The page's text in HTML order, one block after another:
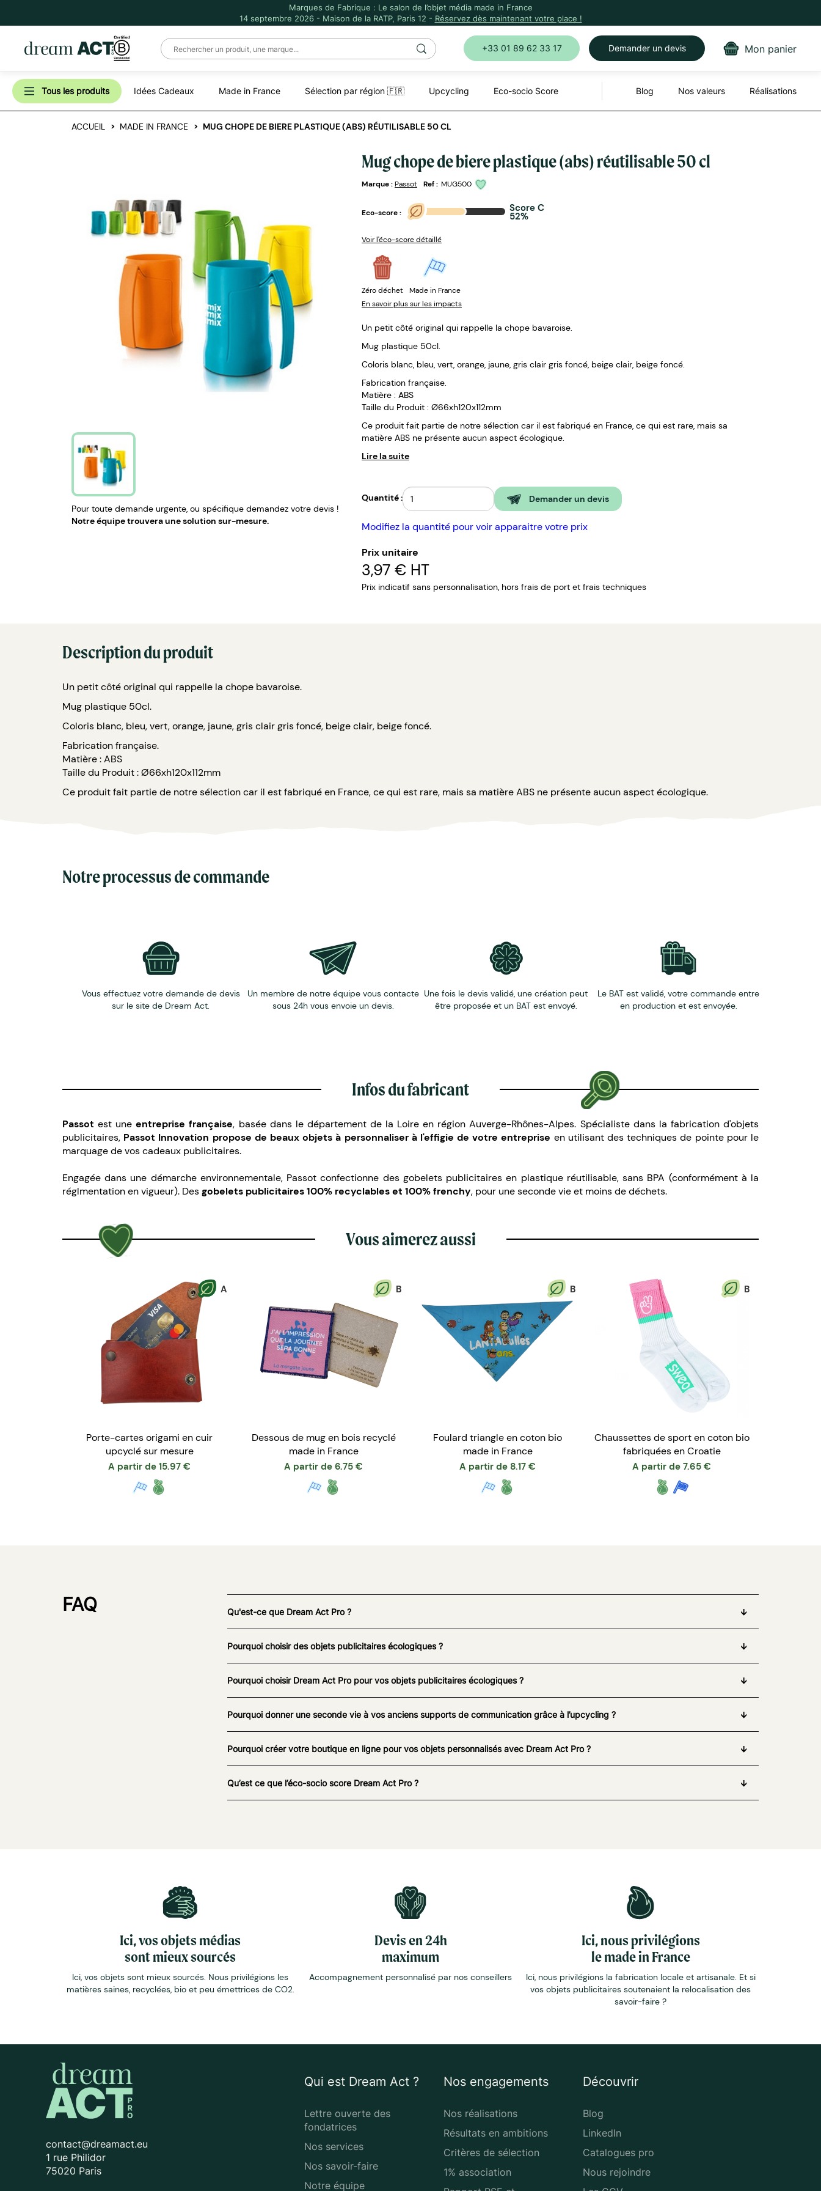
Marques de Fabrique : Le salon de l’objet média made in France
14 septembre 2026 - Maison de la RATP, Paris 12 - Réservez dès maintenant votre place !
+33 01 89 62 33 17 Demander un devis Mon panier
Tous les produits Idées Cadeaux Made in France Sélection par région 🇫🇷 Upcycling Eco-socio Score Blog Nos valeurs Réalisations
ACCUEIL MADE IN FRANCE MUG CHOPE DE BIERE PLASTIQUE (ABS) RÉUTILISABLE 50 CL
Pour toute demande urgente, ou spécifique demandez votre devis !
Notre équipe trouvera une solution sur-mesure.
Mug chope de biere plastique (abs) réutilisable 50 cl
Marque :Passot Ref : MUG500
Eco-score : Score C
52%
Voir l'éco-score détaillé
Zéro déchet
Made in France
En savoir plus sur les impacts
Un petit côté original qui rappelle la chope bavaroise.
Mug plastique 50cl.
Coloris blanc, bleu, vert, orange, jaune, gris clair gris foncé, beige clair, beige foncé.
Fabrication française.
Matière : ABS
Taille du Produit : Ø66xh120x112mm
Ce produit fait partie de notre sélection car il est fabriqué en France, ce qui est rare, mais sa
matière ABS ne présente aucun aspect écologique.
Lire la suite
Quantité : Demander un devis
Modifiez la quantité pour voir apparaitre votre prix
Prix unitaire
3,97 € HT
Prix indicatif sans personnalisation, hors frais de port et frais techniques
Description du produit
Un petit côté original qui rappelle la chope bavaroise.
Mug plastique 50cl.
Coloris blanc, bleu, vert, orange, jaune, gris clair gris foncé, beige clair, beige foncé.
Fabrication française.
Matière : ABS
Taille du Produit : Ø66xh120x112mm
Ce produit fait partie de notre sélection car il est fabriqué en France, ce qui est rare, mais sa matière ABS ne présente aucun aspect écologique.
Notre processus de commande
Vous effectuez votre demande de devis
sur le site de Dream Act.
Un membre de notre équipe vous contacte
sous 24h vous envoie un devis.
Une fois le devis validé, une création peut
être proposée et un BAT est envoyé.
Le BAT est validé, votre commande entre
en production et est envoyée.
Infos du fabricant
Passot est uneentreprise française, basée dans le département de la Loire en région Auverge-Rhônes-Alpes. Spécialiste dans la fabrication d'objets
publicitaires, Passot Innovation propose de beaux objets à personnaliser à l'effigie de votre entreprise en utilisant des techniques de pointe pour le
marquage de vos cadeaux publicitaires.
Engagée dans une démarche environnementale, Passot confectionne des gobelets publicitaires en plastique réutilisable, sans BPA (conformément à la
réglmentation en vigueur). Desgobelets publicitaires 100% recyclables et 100% frenchy, pour une seconde vie et moins de déchets.
Vous aimerez aussi
A
Porte-cartes origami en cuir
upcyclé sur mesure
A partir de 15.97 €
B
Dessous de mug en bois recyclé
made in France
A partir de 6.75 €
B
Foulard triangle en coton bio
made in France
A partir de 8.17 €
B
Chaussettes de sport en coton bio
fabriquées en Croatie
A partir de 7.65 €
FAQ Qu'est-ce que Dream Act Pro ?
Pourquoi choisir des objets publicitaires écologiques ?
Pourquoi choisir Dream Act Pro pour vos objets publicitaires écologiques ?
Pourquoi donner une seconde vie à vos anciens supports de communication grâce à l’upcycling ?
Pourquoi créer votre boutique en ligne pour vos objets personnalisés avec Dream Act Pro ?
Qu’est ce que l’éco-socio score Dream Act Pro ?
Ici, vos objets médias
sont mieux sourcés
Ici, vos objets sont mieux sourcés. Nous privilégions les
matières saines, recyclées, bio et peu émettrices de CO2.
Devis en 24h
maximum
Accompagnement personnalisé par nos conseillers
Ici, nous privilégions
le made in France
Ici, nous privilégions la fabrication locale et artisanale. Et si
vos objets publicitaires soutenaient la relocalisation des
savoir-faire ?
contact@dreamact.eu
1 rue Philidor
75020 Paris
Qui est Dream Act ?
Lettre ouverte des
fondatrices
Nos services
Nos savoir-faire
Notre équipe
Nos engagements
Nos réalisations
Résultats en ambitions
Critères de sélection
1% association
Découvrir
Blog
LinkedIn
Catalogues pro
Nous rejoindre